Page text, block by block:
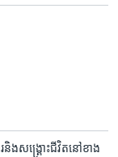
ង​​សង្រ្គោះ​ជីវិត​នៅ​ខាង​